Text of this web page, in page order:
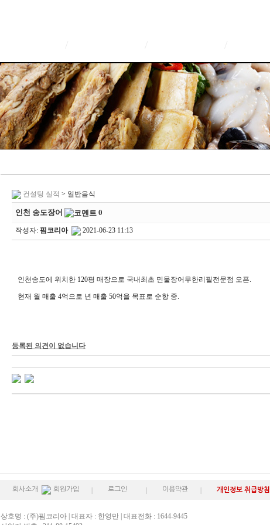
컨설팅 실적 > 일반음식
인천 송도장어 0
작성자: 핌코리아 2021-06-23 11:13
인천송도에 위치한 120평 매장으로 국내최초 민물장어무한리필전문점 오픈.
현재 월 매출 4억으로 년 매출 50억을 목표로 순항 중.
등록된 의견이 없습니다
회사소개 회원가입 로그인 이용약관 개인정보 취급방침
상호명 : (주)핌코리아 | 대표자 : 한영만 | 대표전화 : 1644-9445